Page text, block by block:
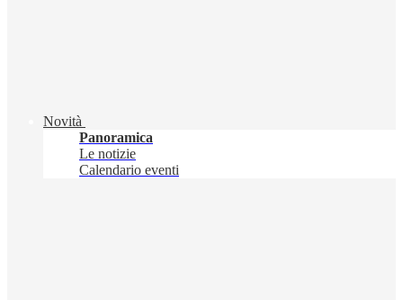
Novità
Panoramica
Le notizie
Calendario eventi